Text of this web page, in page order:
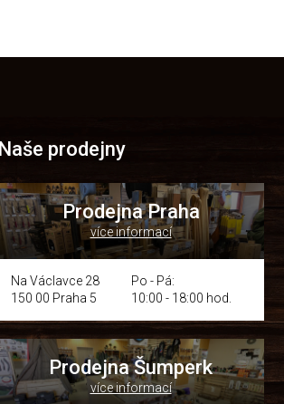
Naše prodejny
Prodejna Praha
více informací
Na Václavce 28
150 00 Praha 5
Po - Pá:
10:00 - 18:00 hod.
Prodejna Šumperk
více informací